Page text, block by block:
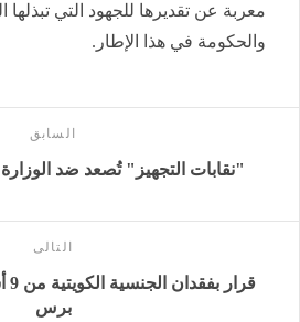
معربة عن تقديرها للجهود التي تبذلها
والحكومة في هذا الإطار.
السابق
"نقابات التجهيز" تُصعد ضد
التالى
برس